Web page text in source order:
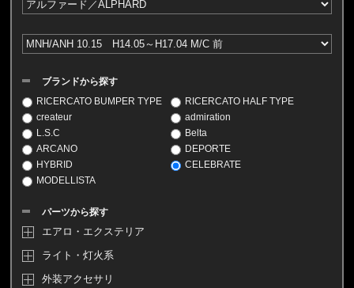
ブランドから探す
RICERCATO BUMPER TYPE
RICERCATO HALF TYPE
createur
admiration
L.S.C
Belta
ARCANO
DEPORTE
HYBRID
CELEBRATE
MODELLISTA
パーツから探す
エアロ・エクステリア
ライト・灯火系
外装アクセサリ